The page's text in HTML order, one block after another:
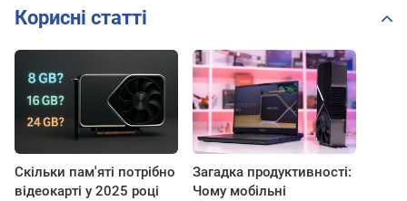
Корисні статті
Скільки пам'яті потрібно
відеокарті у 2025 році
Загадка продуктивності:
Чому мобільні